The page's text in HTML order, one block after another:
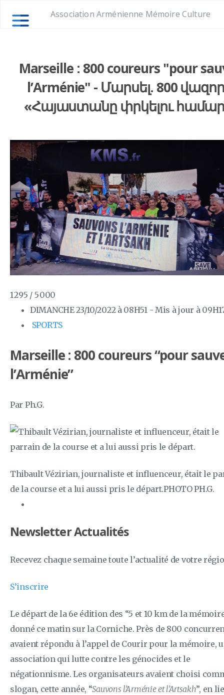
Association Arménienne Mémoire Culture
Marseille : 800 coureurs "pour
l’Arménie" - Մարսել. 800
«Հայաստանը փրկելու
1 295 / 5 000
DIMANCHE 23/10/2022 à 08H51 - Mis à jour à
SPORTS
Marseille : 800 coureurs “pour
l’Arménie”
Par Ph.G.
Thibault Vézirian, journaliste et influenceur, était le
de la course et a lui aussi pris le départ.PHOTO PH.G.
Newsletter Actualités
Recevez chaque semaine toute l’actualité de votre
S’inscrire
Le départ de la 6e édition des “5 et 10 km de la
donné ce matin sur la Corniche. Près de 800
avaient répondu à l’appel de Courir pour la mémoire,
association qui lutte contre les génocides et le
négationnisme. Les organisateurs avaient choisi
slogan, cette année, “Sauvons l’Arménie et l’Artsakh”, en